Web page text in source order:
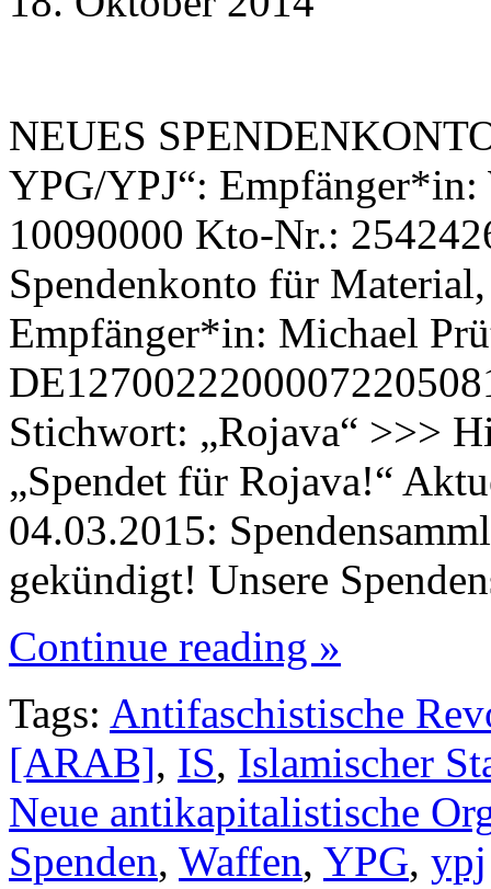
NEUES
YPG/YPJ“:
10090000 Kto-Nr.:
Spendenkonto für
Empfänger*in: Michael
Stichwort: „Rojava“ >>>
„Spendet für Rojava!“
04.03.2015:
gekündigt! Unsere
Continue reading »
Tags: Antifaschistische
[ARAB], IS, Islamischer
Neue antikapitalistische
Spenden, Waffen, YPG, ypj